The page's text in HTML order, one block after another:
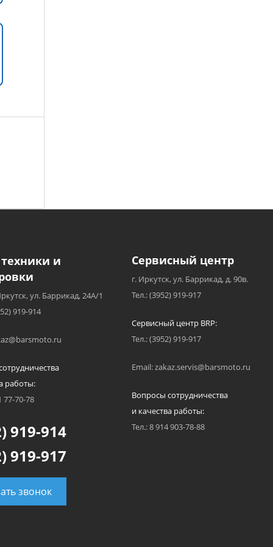
и
ул. Баррикад, 24А/1
919-914
работы:
77-70-78
919-914
919-917
звонок
Сервисный центр
г. Иркутск, ул. Баррикад, д. 90в.
Тел.: (3952) 919-917
Сервисный центр BRP:
Тел.: (3952) 919-917
Email: zakaz.servis@barsmoto.ru
Вопросы сотрудничества
и качества работы:
Тел.: 8 914 903-78-88